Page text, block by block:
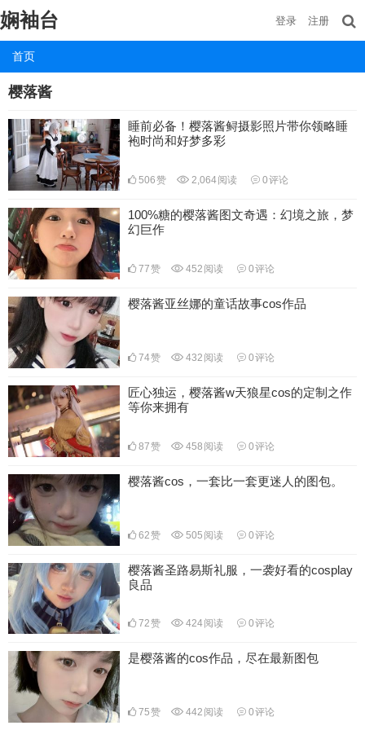
娴袖台
首页
登录 注册
樱落酱
睡前必备！樱落酱鲟摄影照片带你领略睡
袍时尚和好梦多彩
506赞 2,064阅读 0评论
100%糖的樱落酱图文奇遇：幻境之旅，梦
幻巨作
77赞 452 阅读 0评论
樱落酱亚丝娜的童话故事cos作品
74赞 432 阅读 0评论
匠心独运，樱落酱w天狼星cos的定制之作
等你来拥有
87赞 458 阅读 0评论
樱落酱cos，一套比一套更迷人的图包。
62赞 505 阅读 0评论
樱落酱圣路易斯礼服，一袭好看的cosplay
良品
72赞 424阅读 0评论
是樱落酱的cos作品，尽在最新图包
75赞 442 阅读 0评论